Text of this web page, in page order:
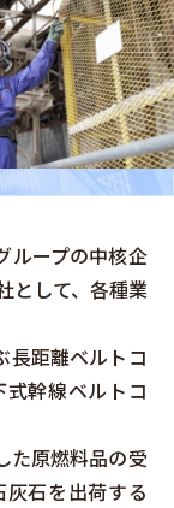
ループの中核企
として、各種業
長距離ベルトコ
幹線ベルトコ
た原燃料品の受
石を出荷する